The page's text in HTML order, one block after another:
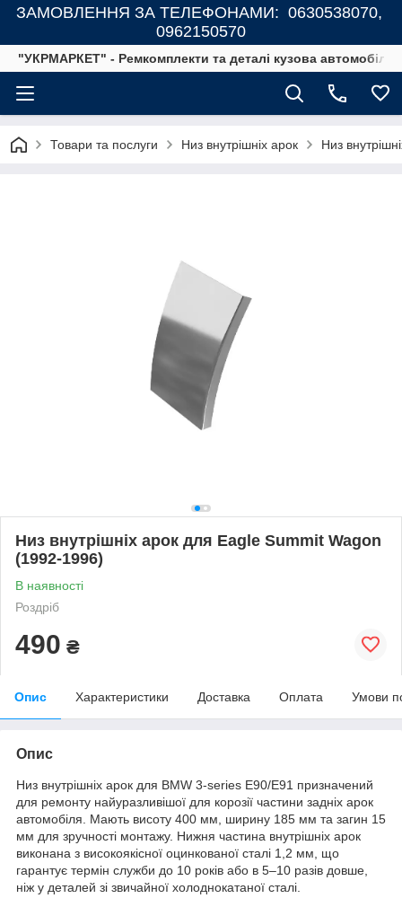
ЗАМОВЛЕННЯ ЗА ТЕЛЕФОНАМИ: 0630538070,
0962150570
"УКРМАРКЕТ" - Ремкомплекти та деталі кузова автомобілів
Товари та послуги Низ внутрішніх арок Низ
Низ внутрішніх арок для Eagle Summit Wagon
(1992-1996)
В наявності
Роздріб
490 ₴
Опис Характеристики Доставка Оплата Умови
Опис
Низ внутрішніх арок для BMW 3-series E90/E91 призначений
для ремонту найуразливішої для корозії частини задніх арок
автомобіля. Мають висоту 400 мм, ширину 185 мм та загин 15
мм для зручності монтажу. Нижня частина внутрішніх арок
виконана з високоякісної оцинкованої сталі 1,2 мм, що
гарантує термін служби до 10 років або в 5–10 разів довше,
ніж у деталей зі звичайної холоднокатаної сталі.